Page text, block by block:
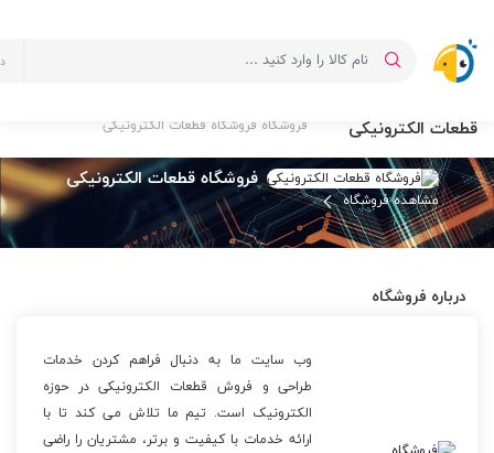
قطعات الکترونیکی
فروشگاه فروشگاه قطعات الکترونیکی
فروشگاه قطعات الکترونیکی
مشاهده فروشگاه
درباره فروشگاه
وب سایت ما به دنبال فراهم کردن خدمات
طراحی و فروش قطعات الکترونیکی در حوزه
الکترونیک است. تیم ما تلاش می کند تا با
ارائه خدمات با کیفیت و برتر، مشتریان را راضی